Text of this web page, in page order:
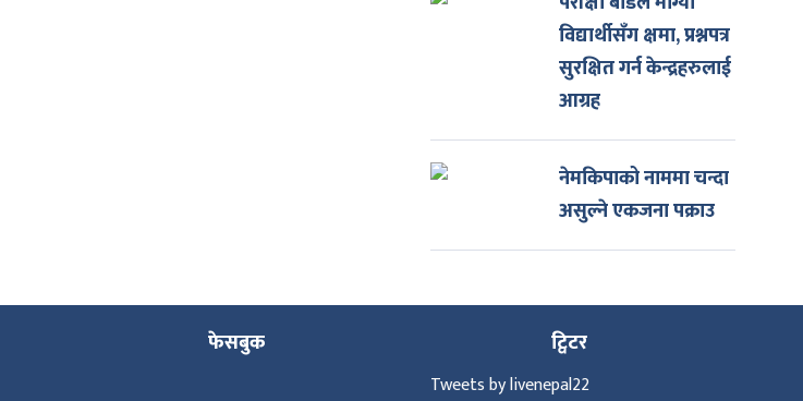
विद्यार्थीसँग क्षमा, प्रश्नपत्र
सुरक्षित गर्न केन्द्रहरुलाई
आग्रह
नेमकिपाको नाममा चन्दा
असुल्ने एकजना पक्राउ
फेसबुक ट्विटर
Tweets by livenepal22